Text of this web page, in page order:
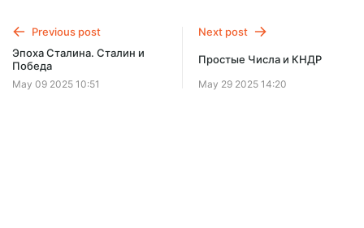
Previous post
Эпоха Сталина. Сталин и
Победа
May 09 2025 10:51
Next post
Простые Числа и КНДР
May 29 2025 14:20